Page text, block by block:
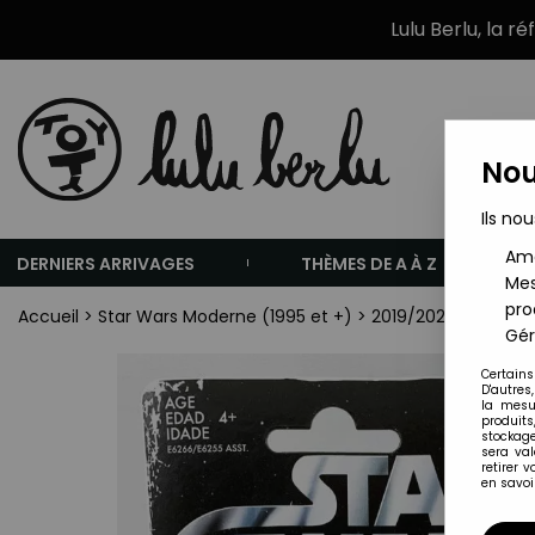
Lulu Berlu, la
DERNIERS ARRIVAGES THÈMES DE A À Z
Accueil > Star Wars Moderne (1995 et +) > 2019/2024 - Star
Ils
la
sera
retirer
en